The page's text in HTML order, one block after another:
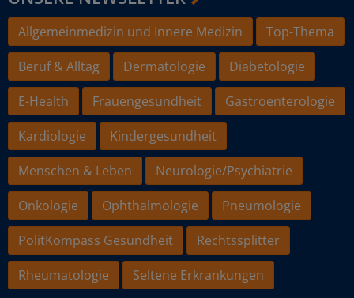
Allgemeinmedizin und Innere Medizin
Top-Thema
Beruf & Alltag
Dermatologie
Diabetologie
E-Health
Frauengesundheit
Gastroenterologie
Kardiologie
Kindergesundheit
Menschen & Leben
Neurologie/Psychiatrie
Onkologie
Ophthalmologie
Pneumologie
PolitKompass Gesundheit
Rechtssplitter
Rheumatologie
Seltene Erkrankungen